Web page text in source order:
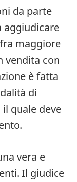
da parte
aggiudicare
maggiore
vendita con
è fatta
di
quale deve
vera e
Il giudice